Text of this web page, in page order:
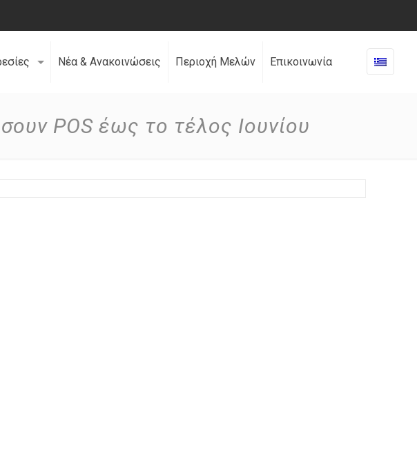
Νέα & Ανακοινώσεις Περιοχή Μελών Επικοινωνία
POS έως το τέλος Ιουνίου